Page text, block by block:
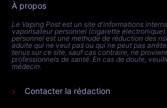
À propos
Le Vaping Post est un site d'informations
vaporisateur personnel (cigarette
personnel est une méthode de réduction des
adulte qui ne veut pas ou qui ne peut pas
tenus sur ce site, sauf cas contraire, ne
professionnels de santé. En cas de doute,
médecin.
Contacter la rédaction